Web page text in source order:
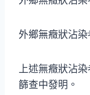
外鄉無癥狀沾
上述無癥狀沾
篩查中發明。